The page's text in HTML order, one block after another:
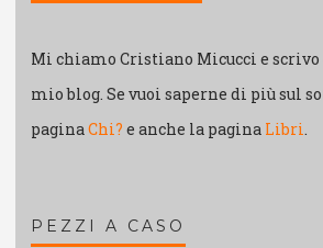
Mi chiamo Cristiano Micucci e scrivo
mio blog. Se vuoi saperne di più sul
paginaChi? e anche la pagina Libri.
PEZZI A CASO